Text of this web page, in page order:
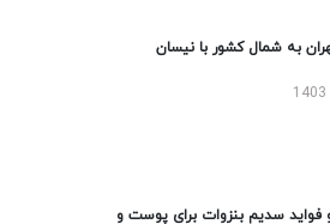
به شمال کشور با نیسان
سدیم بنزوات برای پوست و